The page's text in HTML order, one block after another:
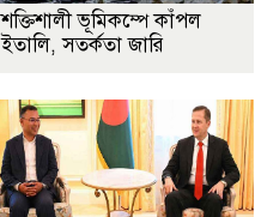
শক্তিশালী ভূমিকম্পে কাঁপল
ইতালি, সতর্কতা জারি